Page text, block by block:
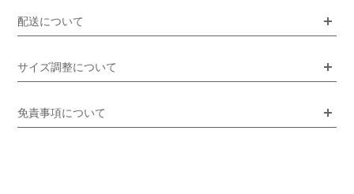
配送について
サイズ調整について
免責事項について